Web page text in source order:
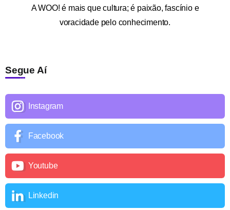
AWOO! é mais que cultura; é paixão, fascínio e
voracidade pelo conhecimento.
Segue Aí
Instagram
Facebook
Youtube
Linkedin